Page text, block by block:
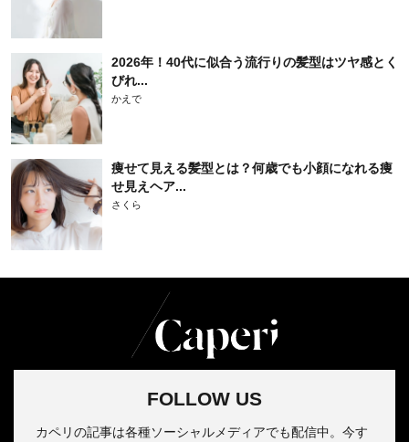
2026年！40代に似合う流行りの髪型はツヤ感とく
びれ...
かえで
痩せて見える髪型とは？何歳でも小顔になれる痩
せ見えヘア...
さくら
FOLLOW US
カペリの記事は各種ソーシャルメディアでも配信中。今す